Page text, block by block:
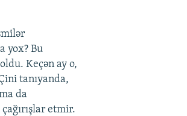
yox? Bu
Keçən ay o,
tanıyanda,
da
etmir.